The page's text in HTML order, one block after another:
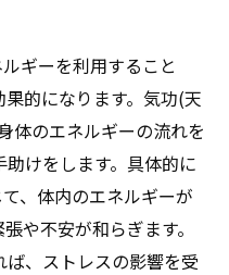
ギーを利用すること
的になります。気功(天
体のエネルギーの流れを
けをします。具体的に
、体内のエネルギーが
や不安が和らぎます。
、ストレスの影響を受